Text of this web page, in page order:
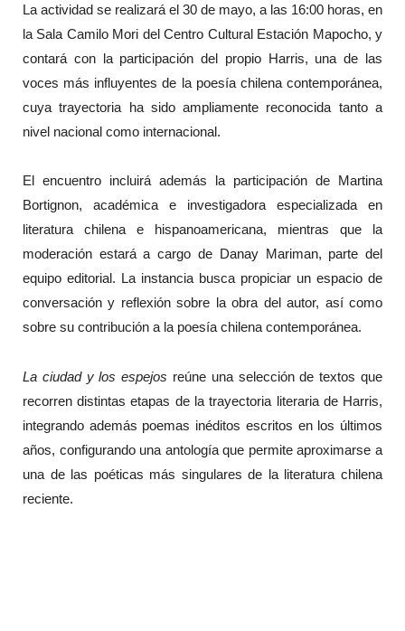
La actividad se realizará el 30 de mayo, a las 16:00 horas, en
la Sala Camilo Mori del Centro Cultural Estación Mapocho, y
contará con la participación del propio Harris, una de las
voces más influyentes de la poesía chilena contemporánea,
cuya trayectoria ha sido ampliamente reconocida tanto a
nivel nacional como internacional.
El encuentro incluirá además la participación de Martina
Bortignon, académica e investigadora especializada en
literatura chilena e hispanoamericana, mientras que la
moderación estará a cargo de Danay Mariman, parte del
equipo editorial. La instancia busca propiciar un espacio de
conversación y reflexión sobre la obra del autor, así como
sobre su contribución a la poesía chilena contemporánea.
La ciudad y los espejos reúne una selección de textos que
recorren distintas etapas de la trayectoria literaria de Harris,
integrando además poemas inéditos escritos en los últimos
años, configurando una antología que permite aproximarse a
una de las poéticas más singulares de la literatura chilena
reciente.